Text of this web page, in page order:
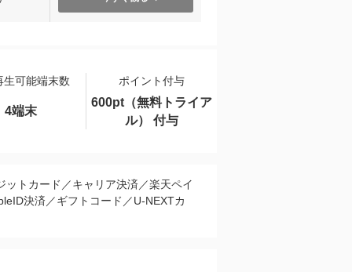
生可能端末数 ポイント付与
4端末
600pt（無料トライア
ル） 付与
ットカード／キャリア決済／楽天ペイ
決済／ギフトコード／U-NEXTカ